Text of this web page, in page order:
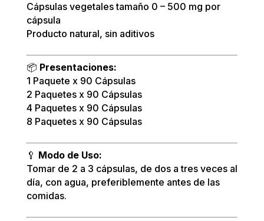
Cápsulas vegetales tamaño 0 – 500 mg por
cápsula
Producto natural, sin aditivos
📦 Presentaciones:
1 Paquete x 90 Cápsulas
2 Paquetes x 90 Cápsulas
4 Paquetes x 90 Cápsulas
8 Paquetes x 90 Cápsulas
🥄 Modo de Uso:
Tomar de 2 a 3 cápsulas, de dos a tres veces al
día, con agua, preferiblemente antes de las
comidas.